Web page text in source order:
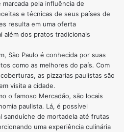
pela influência de
e técnicas de seus países de
resulta em uma oferta
além dos pratos tradicionais
São Paulo é conhecida por suas
como as melhores do país. Com
as pizzarias paulistas são
visita a cidade.
o famoso Mercadão, são locais
paulista. Lá, é possível
sanduíche de mortadela até frutas
uma experiência culinária